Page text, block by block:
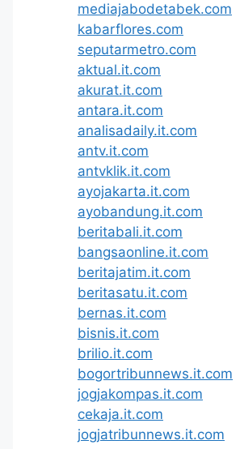
mediajabodetabek.com
kabarflores.com
seputarmetro.com
aktual.it.com
akurat.it.com
antara.it.com
analisadaily.it.com
antv.it.com
antvklik.it.com
ayojakarta.it.com
ayobandung.it.com
beritabali.it.com
bangsaonline.it.com
beritajatim.it.com
beritasatu.it.com
bernas.it.com
bisnis.it.com
brilio.it.com
bogortribunnews.it.com
jogjakompas.it.com
cekaja.it.com
jogjatribunnews.it.com